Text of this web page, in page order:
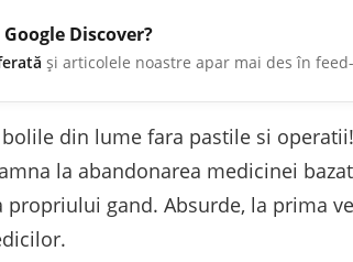
Discover?
și articolele noastre apar mai des în
din lume fara pastile si
la abandonarea medicinei
gand. Absurde, la prima